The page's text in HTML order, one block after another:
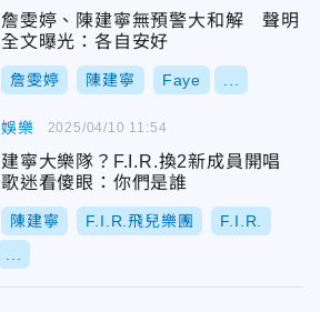
詹雯婷、陳建寧無預警大和解 聲明
全文曝光：各自安好
詹雯婷 陳建寧 Faye
娛樂
建寧大樂隊？F.I.R.換2新成員開唱
歌迷看傻眼：你們是誰
陳建寧 F.I.R.飛兒樂團 F.I.R.
2025/04/10 11:54